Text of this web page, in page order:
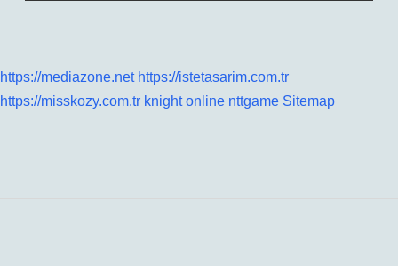
https://mediazone.net https://istetasarim.com.tr
https://misskozy.com.tr knight online nttgame Sitemap